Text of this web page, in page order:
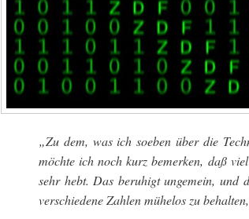
„Zu dem, was ich soeben über die
möch­te ich noch kurz bemer­ken, daß
sehr hebt. Das beru­higt unge­mein, und
ver­schie­de­ne Zah­len mühe­los zu